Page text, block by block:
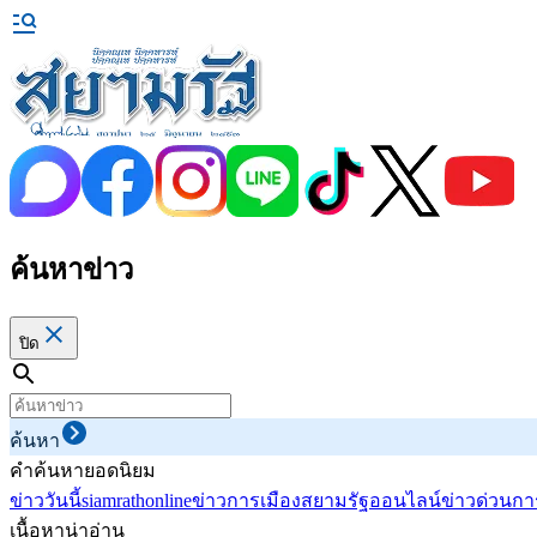
ค้นหาข่าว
ปิด
ค้นหา
คำค้นหายอดนิยม
ข่าววันนี้siamrathonlineข่าวการเมืองสยามรัฐออนไลน์ข่าวด่วนก
เนื้อหาน่าอ่าน